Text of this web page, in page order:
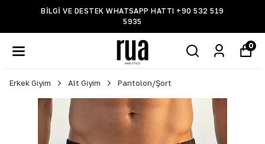
BİLGİ VE DESTEK WHATSAPP HATTI +90 532 519
5935
0
Erkek Giyim Alt Giyim Pantolon/Şort